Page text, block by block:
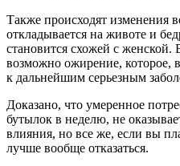
Также происходят
откладывается на животе и
становится схожей с женской.
возможно ожирение, которое,
к дальнейшим серьезным
Доказано, что умеренное
бутылок в неделю, не
влияния, но все же, если вы
лучше вообще отказаться.